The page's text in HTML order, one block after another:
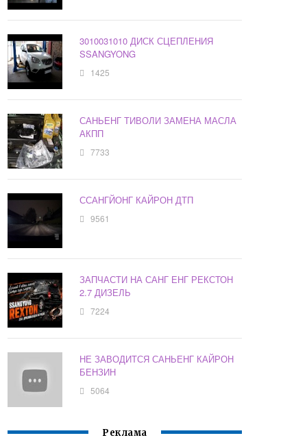
3010031010 ДИСК СЦЕПЛЕНИЯ
SSANGYONG
1425
САНЬЕНГ ТИВОЛИ ЗАМЕНА МАСЛА
АКПП
7733
ССАНГЙОНГ КАЙРОН ДТП
9561
ЗАПЧАСТИ НА САНГ ЕНГ РЕКСТОН
2.7 ДИЗЕЛЬ
7224
НЕ ЗАВОДИТСЯ САНЬЕНГ КАЙРОН
БЕНЗИН
5064
Реклама